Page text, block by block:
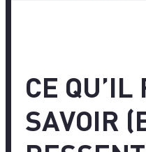
CE QU’IL
SAVOIR